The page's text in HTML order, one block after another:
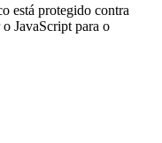
está protegido contra
JavaScript para o